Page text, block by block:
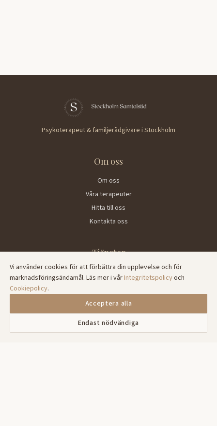
Psykoterapeut & familjerådgivare i Stockholm
Om oss
Om oss
Våra terapeuter
Hitta till oss
Kontakta oss
Tjänster
Familjerådgivning
Psykoterapi
Digitala samtal
Vi använder cookies för att förbättra din upplevelse och för
marknadsföringsändamål. Läs mer i vårIntegritetspolicyoch
Cookiepolicy.
Acceptera alla
Endast nödvändiga